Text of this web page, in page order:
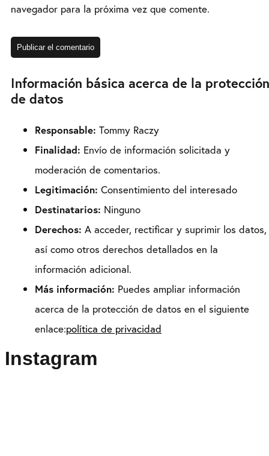
navegador para la próxima vez que comente.
Información básica acerca de la protección
de datos
Responsable: Tommy Raczy
Finalidad: Envío de información solicitada y
moderación de comentarios.
Legitimación: Consentimiento del interesado
Destinatarios: Ninguno
Derechos: A acceder, rectificar y suprimir los datos,
así como otros derechos detallados en la
información adicional.
Más información: Puedes ampliar información
acerca de la protección de datos en el siguiente
enlace:política de privacidad
Instagram